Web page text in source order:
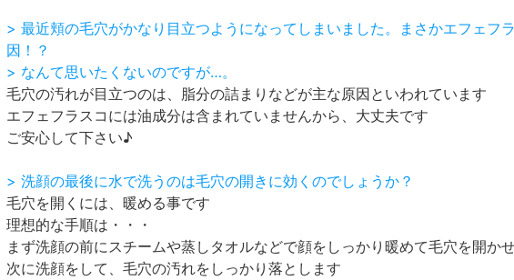
> 最近頬の毛穴がかなり目立つようになってしまいました。まさかエフェフ
因！？
> なんて思いたくないのですが…。
毛穴の汚れが目立つのは、脂分の詰まりなどが主な原因といわれています
エフェフラスコには油成分は含まれていませんから、大丈夫です
ご安心して下さい♪
> 洗顔の最後に水で洗うのは毛穴の開きに効くのでしょうか？
毛穴を開くには、暖める事です
理想的な手順は・・・
まず洗顔の前にスチームや蒸しタオルなどで顔をしっかり暖めて毛穴を開か
次に洗顔をして、毛穴の汚れをしっかり落とします